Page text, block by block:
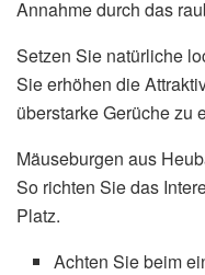
Annahme durch das
Setzen Sie natürliche
Sie erhöhen die
überstarke Gerüche zu
Mäuseburgen aus
So richten Sie das
Platz.
Achten Sie beim